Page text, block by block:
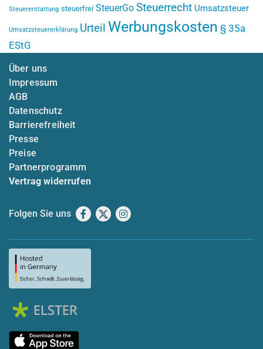
Steuererstattung steuerfrei SteuerGo Steuerrecht Umsatzsteuer
Umsatzsteuererklärung Urteil Werbungskosten § 35a
EStG
Über uns
Impressum
AGB
Datenschutz
Barrierefreiheit
Presse
Preise
Partnerprogramm
Vertrag widerrufen
Folgen Sie uns Facebook
X Instagram